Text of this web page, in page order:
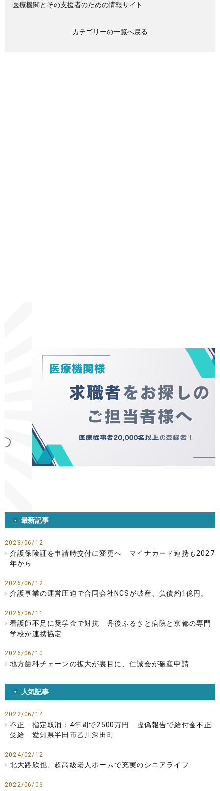
医療機関とその支援者のための情報サイト
カテゴリーの一覧へ戻る
最新記事
2026/06/12
介護保険証を申請時交付に変更へ マイナカード連携も2027
年から
2026/06/12
介護事業の運営圧迫で合同会社NCSが破産、負債約1億円。
2026/06/11
看護師不足に奨学金で対抗 丹後ふるさと病院と京都の専門
学校が連携協定
2026/06/10
地方歯科チェーンの拡大が裏目に、仁誠会が破産申請
人気記事
2022/06/14
不正・指定取消：4年間で2500万円 虚偽報告で給付金不正
受給 愛知県半田市乙川深田町
2024/02/12
北大路欣也、超高級老人ホームで充実のシニアライフ
2022/06/06